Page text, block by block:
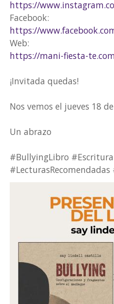
https://
Facebook:
https://
Web:
https://mani-fiesta-
¡Invitada quedas!
Nos vemos el jueves 18
Un abrazo
#BullyingLibro